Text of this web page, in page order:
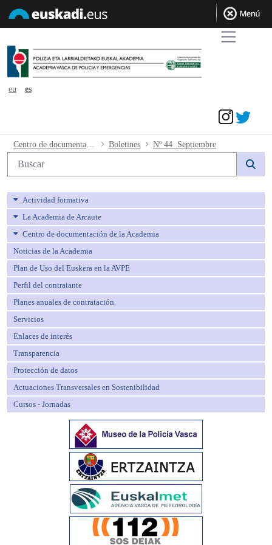
eu
es
Nº 44 Septiembre - avpe
Boletines Nº 44 Septiembre
Búsqueda web
Actividad formativa
La Academia de Arcaute
Centro de documentación de la Academia
Noticias de la Academia
Plan de Uso del Euskera en la AVPE
Perfil del contratante
Planes anuales de contratación
Servicios
Enlaces de interés
Transparencia
Protección de datos
Actuaciones Transversales en Sostenibilidad
Cursos - Jornadas